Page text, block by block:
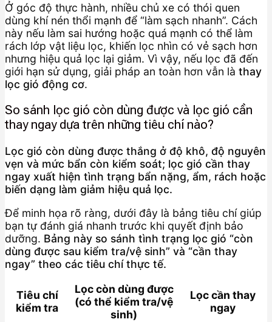
Ở góc độ thực hành, nhiều chủ xe có thói quen
dùng khí nén thổi mạnh để “làm sạch nhanh”. Cách
này nếu làm sai hướng hoặc quá mạnh có thể làm
rách lớp vật liệu lọc, khiến lọc nhìn có vẻ sạch hơn
nhưng hiệu quả lọc lại giảm. Vì vậy, nếu lọc đã đến
giới hạn sử dụng, giải pháp an toàn hơn vẫn là thay
lọc gió động cơ.
So sánh lọc gió còn dùng được và lọc gió cần
thay ngay dựa trên những tiêu chí nào?
Lọc gió còn dùng được thắng ở độ khô, độ nguyên
vẹn và mức bẩn còn kiểm soát; lọc gió cần thay
ngay xuất hiện tình trạng bẩn nặng, ẩm, rách hoặc
biến dạng làm giảm hiệu quả lọc.
Để minh họa rõ ràng, dưới đây là bảng tiêu chí giúp
bạn tự đánh giá nhanh trước khi quyết định bảo
dưỡng. Bảng này so sánh tình trạng lọc gió “còn
dùng được sau kiểm tra/vệ sinh” và “cần thay
ngay” theo các tiêu chí thực tế.
Tiêu chí
kiểm tra
Lọc còn dùng được
(có thể kiểm tra/vệ
sinh)
Lọc cần thay
ngay